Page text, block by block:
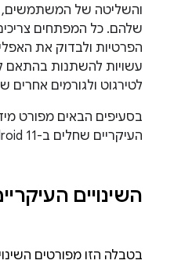
והשליטה של המשתמשים,
שלהם. כל המפתחים
הפרטיות ולבדוק את
עשויות להשתנות בהתאם
לטירגוט ולגורמים אחרים
בסעיפים הבאים מפורט
העיקריים שחלים ב-Android 11.
השינויים
בטבלה הזו מפורטים